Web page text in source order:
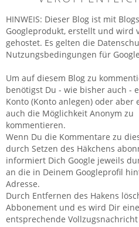
HINWEIS: Dieser Blog ist mit
Googleprodukt, erstellt und wird
gehostet. Es gelten die
Nutzungsbedingungen für
Um auf diesem Blog zu
benötigst Du - wie bisher auch -
Konto (Konto anlegen) oder aber
auch die Möglichkeit Anonym zu
kommentieren.
Wenn Du die Kommentare zu
durch Setzen des Häkchens
informiert Dich Google jeweils
an die in Deinem Googleprofil
Adresse.
Durch Entfernen des Hakens
Abbonement und es wird Dir eine
entsprechende